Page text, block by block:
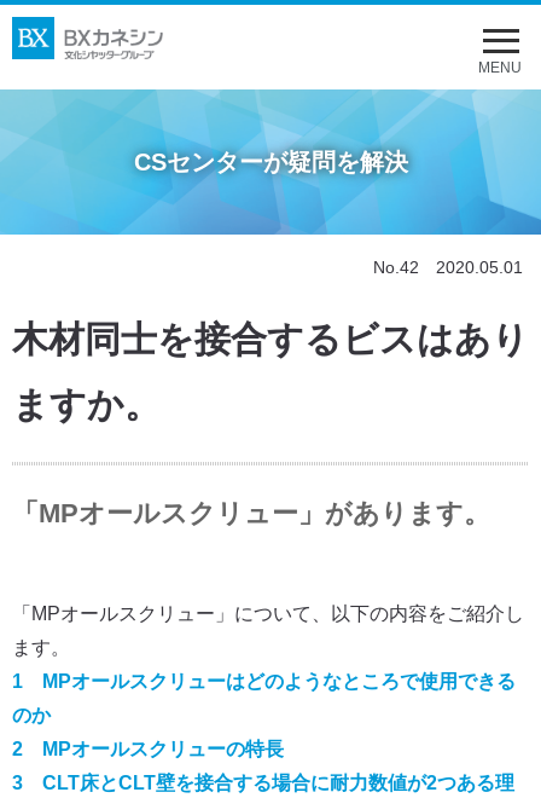
メ
ニ
ー
を
開
く
MENU
CSセンターが疑問を解決
No.42 2020.05.01
木材同士を接合するビスはあり
ますか。
「MPオールスクリュー」があります。
「MPオールスクリュー」について、以下の内容をご紹介し
ます。
1 MPオールスクリューはどのようなところで使用できる
のか
2 MPオールスクリューの特長
3 CLT床とCLT壁を接合する場合に耐力数値が2つある理